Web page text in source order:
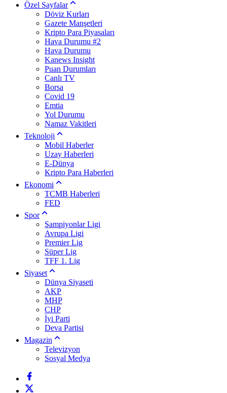
Özel Sayfalar
Döviz Kurları
Gazete Manşetleri
Kripto Para Piyasaları
Hava Durumu #2
Hava Durumu
Kanews Insight
Puan Durumları
Canlı TV
Borsa
Covid 19
Emtia
Yol Durumu
Namaz Vakitleri
Teknoloji
Mobil Haberler
Uzay Haberleri
E-Dünya
Kripto Para Haberleri
Ekonomi
TCMB Haberleri
FED
Spor
Şampiyonlar Ligi
Avrupa Ligi
Premier Lig
Süper Lig
TFF 1. Lig
Siyaset
Dünya Siyaseti
AKP
MHP
CHP
İyi Parti
Deva Partisi
Magazin
Televizyon
Sosyal Medya